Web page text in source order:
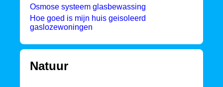
Osmose systeem glasbewassing
Hoe goed is mijn huis geisoleerd
gaslozewoningen
Natuur